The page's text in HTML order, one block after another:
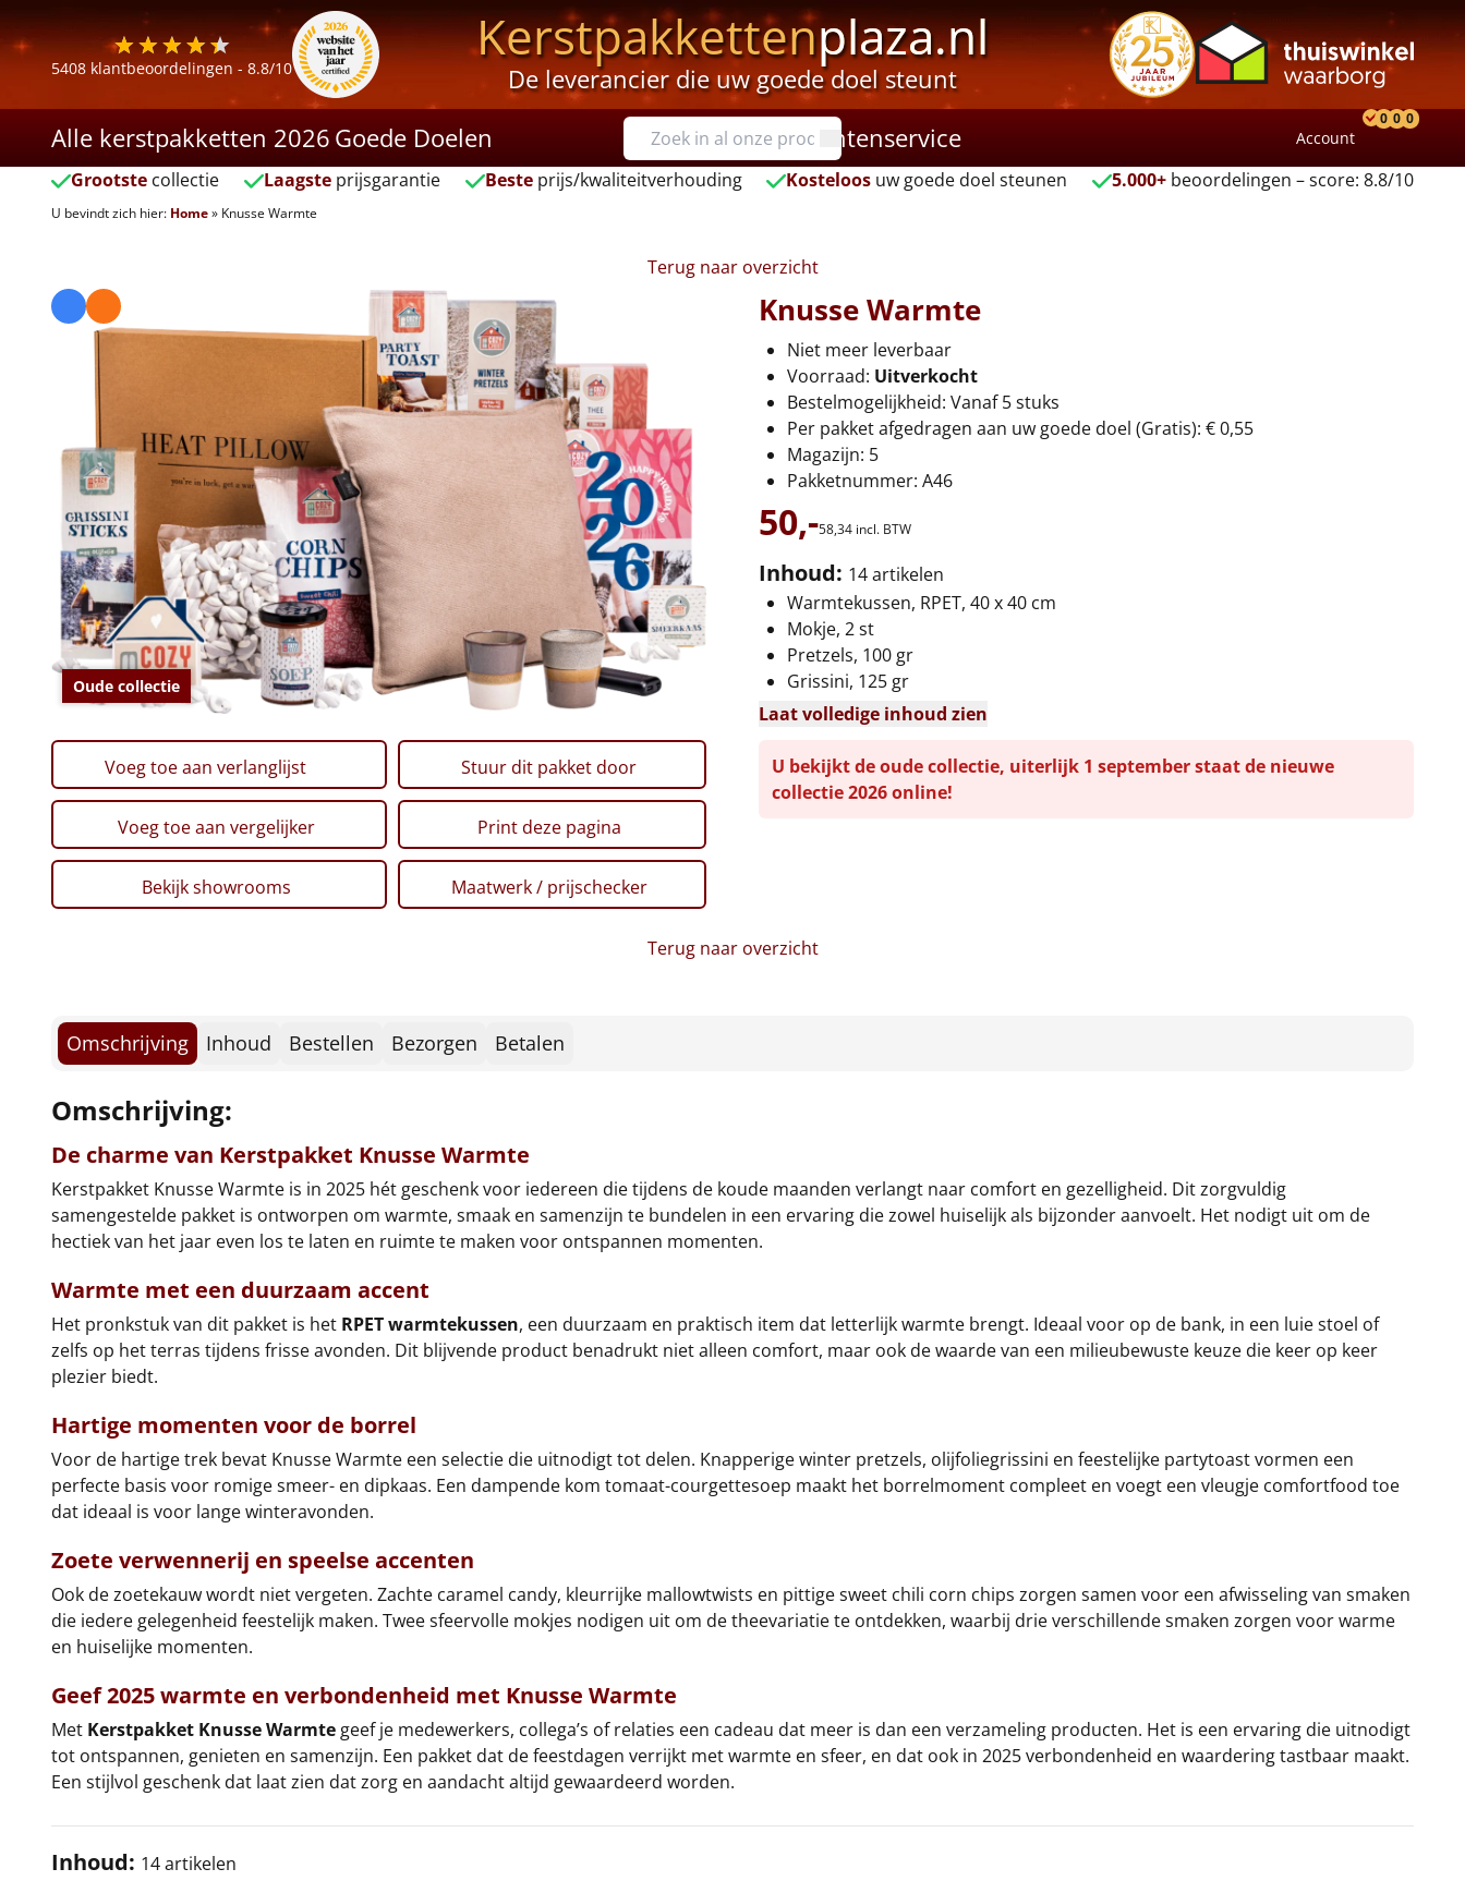
5408 klantbeoordelingen - 8.8/10 Kerstpakkettenplaza.nl
De leverancier die uw goede doel steunt
Alle kerstpakketten 2026 Goede Doelen Klantenservice Account
0 0 0
Grootste collectie Laagsteprijsgarantie Besteprijs/kwaliteitverhouding Kosteloos uw goede doel steunen 5.000+ beoordelingen – score: 8.8/10
U bevindt zich hier: Home» Knusse Warmte
Terug naar overzicht
Oude collectie
Knusse Warmte
Niet meer leverbaar
Voorraad: Uitverkocht
Bestelmogelijkheid: Vanaf 5 stuks
Per pakket afgedragen aan uw goede doel (Gratis): € 0,55
Magazijn: 5
Pakketnummer: A46
50,-58,34 incl. BTW
Inhoud: 14 artikelen
Warmtekussen, RPET, 40 x 40 cm
Mokje, 2 st
Pretzels, 100 gr
Grissini, 125 gr
Laat volledige inhoud zien
Voeg toe aan verlanglijst Stuur dit pakket door
Voeg toe aan vergelijker Print deze pagina
Bekijk showrooms Maatwerk / prijschecker
U bekijkt de oude collectie, uiterlijk 1 september staat de nieuwe
collectie 2026 online!
Terug naar overzicht
Omschrijving Inhoud Bestellen Bezorgen Betalen
Omschrijving:
De charme van Kerstpakket Knusse Warmte
Kerstpakket Knusse Warmte is in 2025 hét geschenk voor iedereen die tijdens de koude maanden verlangt naar comfort en gezelligheid. Dit zorgvuldig
samengestelde pakket is ontworpen om warmte, smaak en samenzijn te bundelen in een ervaring die zowel huiselijk als bijzonder aanvoelt. Het nodigt uit om de
hectiek van het jaar even los te laten en ruimte te maken voor ontspannen momenten.
Warmte met een duurzaam accent
Het pronkstuk van dit pakket is het RPET warmtekussen, een duurzaam en praktisch item dat letterlijk warmte brengt. Ideaal voor op de bank, in een luie stoel of
zelfs op het terras tijdens frisse avonden. Dit blijvende product benadrukt niet alleen comfort, maar ook de waarde van een milieubewuste keuze die keer op keer
plezier biedt.
Hartige momenten voor de borrel
Voor de hartige trek bevat Knusse Warmte een selectie die uitnodigt tot delen. Knapperige winter pretzels, olijfoliegrissini en feestelijke partytoast vormen een
perfecte basis voor romige smeer- en dipkaas. Een dampende kom tomaat-courgettesoep maakt het borrelmoment compleet en voegt een vleugje comfortfood toe
dat ideaal is voor lange winteravonden.
Zoete verwennerij en speelse accenten
Ook de zoetekauw wordt niet vergeten. Zachte caramel candy, kleurrijke mallowtwists en pittige sweet chili corn chips zorgen samen voor een afwisseling van smaken
die iedere gelegenheid feestelijk maken. Twee sfeervolle mokjes nodigen uit om de theevariatie te ontdekken, waarbij drie verschillende smaken zorgen voor warme
en huiselijke momenten.
Geef 2025 warmte en verbondenheid met Knusse Warmte
Met Kerstpakket Knusse Warmte geef je medewerkers, collega’s of relaties een cadeau dat meer is dan een verzameling producten. Het is een ervaring die uitnodigt
tot ontspannen, genieten en samenzijn. Een pakket dat de feestdagen verrijkt met warmte en sfeer, en dat ook in 2025 verbondenheid en waardering tastbaar maakt.
Een stijlvol geschenk dat laat zien dat zorg en aandacht altijd gewaardeerd worden.
Inhoud: 14 artikelen